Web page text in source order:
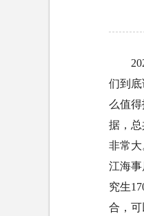
们到
么值
据，总
非常
江海
究生
合，